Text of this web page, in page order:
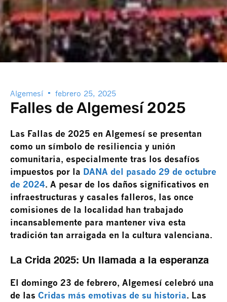
Algemesí febrero 25, 2025
Falles de Algemesí 2025
Las Fallas de 2025 en Algemesí se presentan
como un símbolo de resiliencia y unión
comunitaria, especialmente tras los desafíos
impuestos por la DANA del pasado 29 de octubre
de 2024. A pesar de los daños significativos en
infraestructuras y casales falleros, las once
comisiones de la localidad han trabajado
incansablemente para mantener viva esta
tradición tan arraigada en la cultura valenciana.
La Crida 2025: Un llamada a la esperanza
El domingo 23 de febrero, Algemesí celebró una
de las Cridas más emotivas de su historia. Las